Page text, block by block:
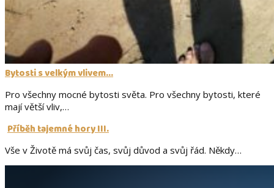
Bytosti s velkým vlivem...
Pro všechny mocné bytosti světa. Pro všechny bytosti, které
mají větší vliv,…
Příběh tajemné hory III.
Vše v Životě má svůj čas, svůj důvod a svůj řád. Někdy…